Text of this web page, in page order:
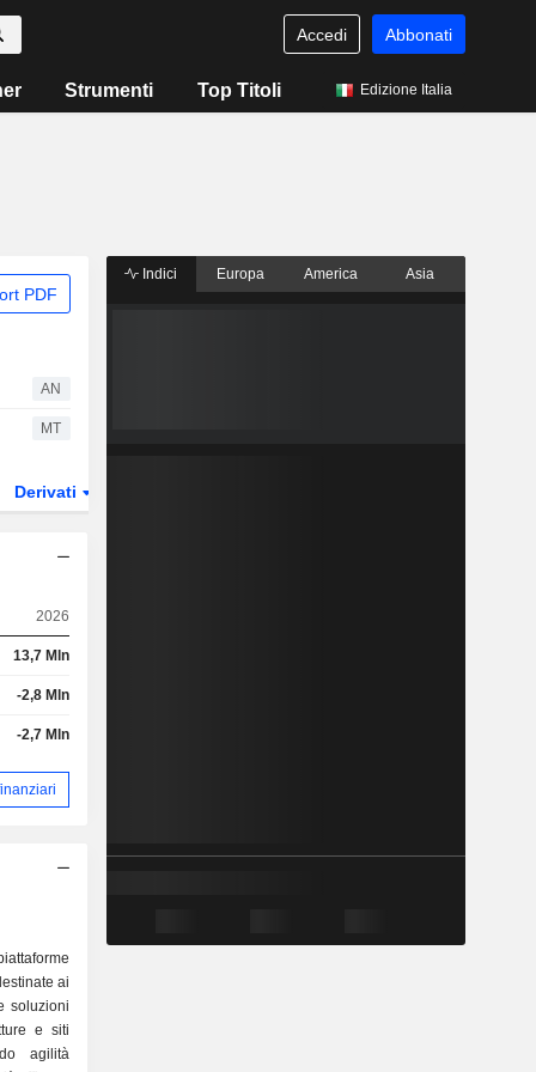
Accedi Abbonati
Strumenti Top Titoli Edizione Italia
PDF
AN
MT
Derivati
2026
13,7 Mln
-2,8 Mln
-2,7 Mln
ai
soluzioni
e siti
agilità
Indici Europa America Asia